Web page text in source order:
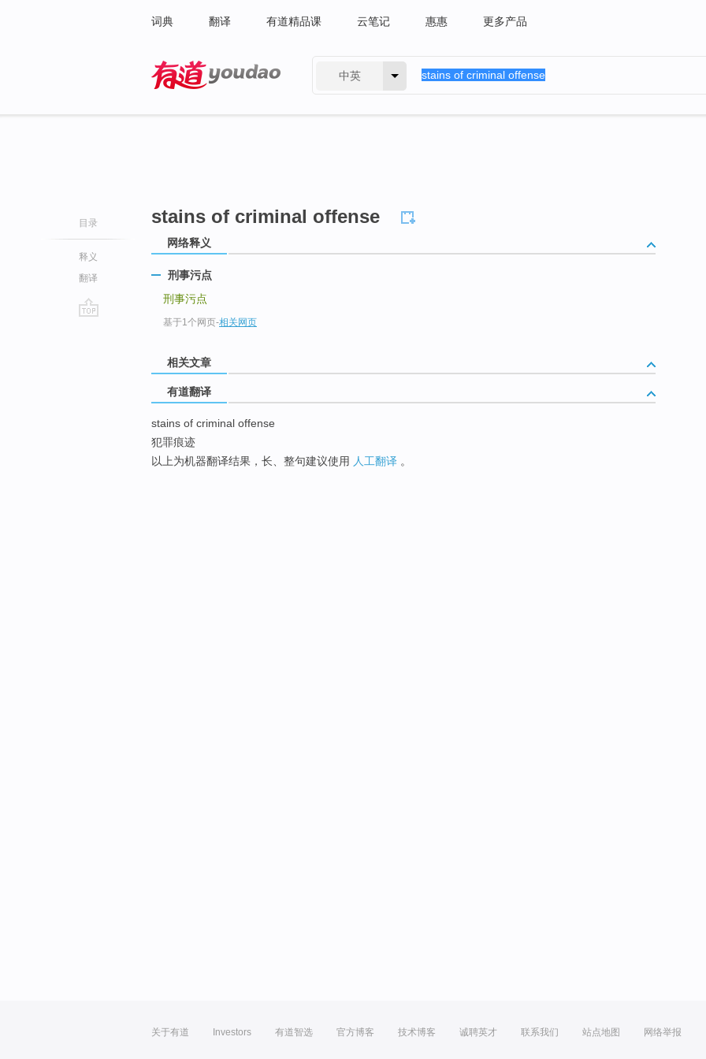
词典 翻译 有道精品课 云笔记 惠惠 更多产品
中英
目录
释义
翻译
stains of criminal offense
网络释义
刑事污点
刑事污点
基于1个网页-相关网页
相关文章
有道翻译
stains of criminal offense
犯罪痕迹
以上为机器翻译结果，长、整句建议使用 人工翻译 。
关于有道 Investors 有道智选 官方博客 技术博客 诚聘英才 联系我们 站点地图 网络举报